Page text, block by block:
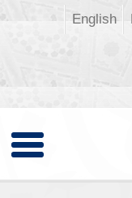
English